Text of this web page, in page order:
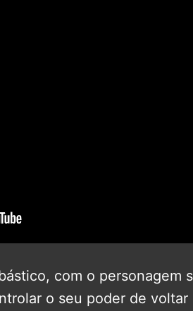
com o personagem
o seu poder de voltar